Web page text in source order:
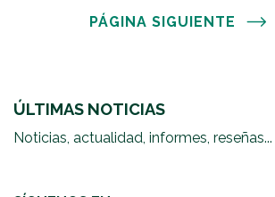
PÁGINA SIGUIENTE
ÚLTIMAS NOTICIAS
Noticias, actualidad, informes, reseñas...